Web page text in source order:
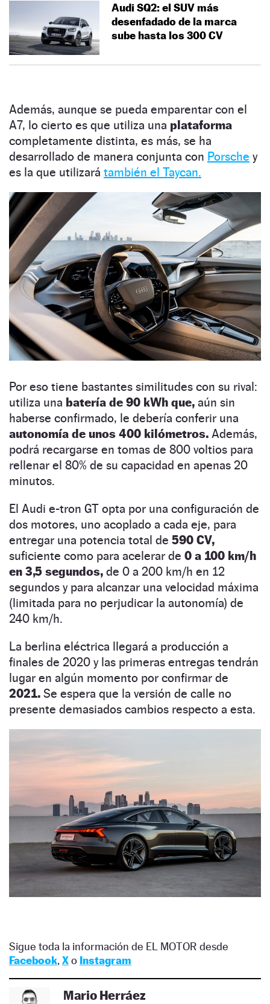
Audi SQ2: el SUV más
desenfadado de la marca
sube hasta los 300 CV
Además, aunque se pueda emparentar con el
A7, lo cierto es que utiliza una plataforma
completamente distinta, es más, se ha
desarrollado de manera conjunta con Porsche y
es la que utilizará también el Taycan.
Por eso tiene bastantes similitudes con su rival:
utiliza una batería de 90 kWh que, aún sin
haberse confirmado, le debería conferir una
autonomía de unos 400 kilómetros. Además,
podrá recargarse en tomas de 800 voltios para
rellenar el 80% de su capacidad en apenas 20
minutos.
El Audi e-tron GT opta por una configuración de
dos motores, uno acoplado a cada eje, para
entregar una potencia total de 590 CV,
suficiente como para acelerar de 0 a 100 km/h
en 3,5 segundos, de 0 a 200 km/h en 12
segundos y para alcanzar una velocidad máxima
(limitada para no perjudicar la autonomía) de
240 km/h.
La berlina eléctrica llegará a producción a
finales de 2020 y las primeras entregas tendrán
lugar en algún momento por confirmar de
2021. Se espera que la versión de calle no
presente demasiados cambios respecto a esta.
Sigue toda la información de EL MOTOR desde
Facebook, Xo Instagram
Mario Herráez